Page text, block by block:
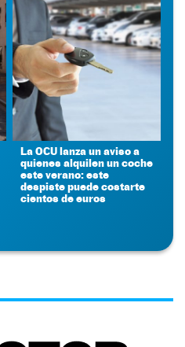
La OCU lanza un aviso a
quienes alquilen un coche
este verano: este
despiste puede costarte
cientos de euros